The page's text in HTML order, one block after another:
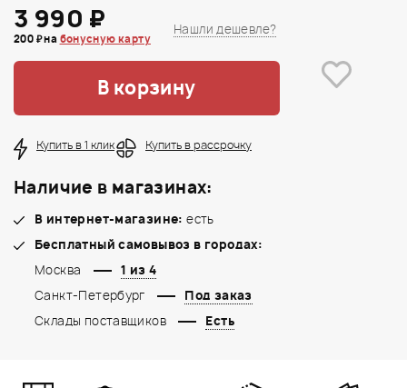
3 990 ₽
200 ₽ на бонусную карту
Нашли дешевле?
В корзину
Купить в 1 клик Купить в рассрочку
Наличие в магазинах:
В интернет-магазине: есть
Бесплатный самовывоз в городах:
Москва
1 из 4
Санкт-Петербург
Под заказ
Склады поставщиков
Есть